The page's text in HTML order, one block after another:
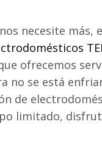
necesite
ofrecemos
no se está
de
limitado,